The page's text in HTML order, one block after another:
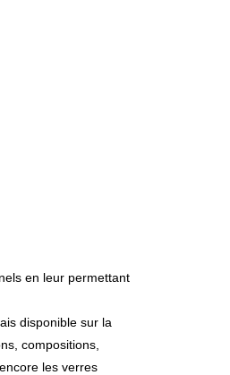
disponible sur la
compositions,
les verres